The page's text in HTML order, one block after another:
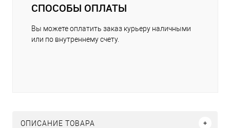
СПОСОБЫ ОПЛАТЫ
Вы можете оплатить заказ курьеру наличными
или по внутреннему счету.
ОПИСАНИЕ ТОВАРА